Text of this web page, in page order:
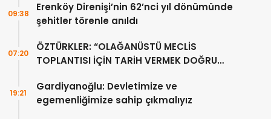
Erenköy Direnişi’nin 62’nci yıl dönümünde
şehitler törenle anıldı
09:38
ÖZTÜRKLER: “OLAĞANÜSTÜ MECLİS
TOPLANTISI İÇİN TARİH VERMEK DOĞRU
07:20
Gardiyanoğlu: Devletimize ve
egemenliğimize sahip çıkmalıyız
19:21